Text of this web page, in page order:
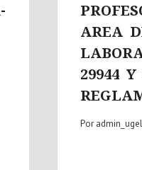
AREA
29944 Y
Por admin_ugel